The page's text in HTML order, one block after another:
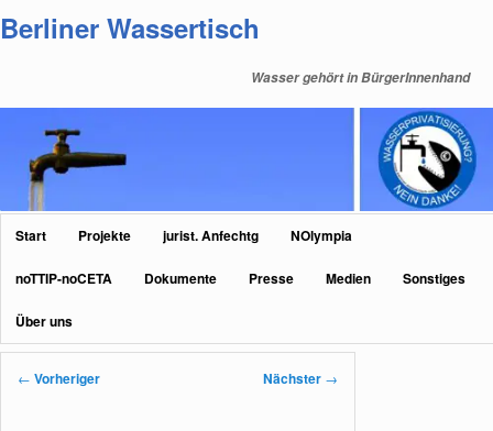
primären
Berliner Wassertisch
Wasser gehört in BürgerInnenhand
Hauptmenü
Start Projekte jurist. Anfechtg NOlympia
noTTIP-noCETA Dokumente Presse Medien Sonstiges
Über uns
Beitragsnavigation
← Vorheriger Nächster →